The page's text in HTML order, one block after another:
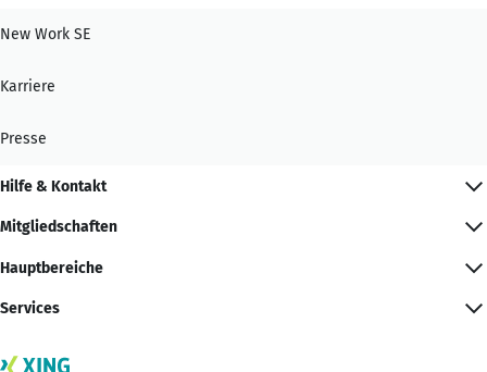
New Work SE
Karriere
Presse
Hilfe & Kontakt
Mitgliedschaften
Hauptbereiche
Services